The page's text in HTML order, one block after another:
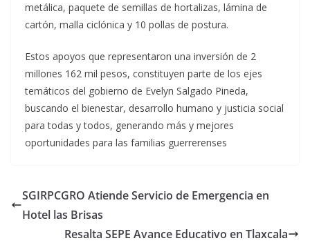
metálica, paquete de semillas de hortalizas, lámina de
cartón, malla ciclónica y 10 pollas de postura.
Estos apoyos que representaron una inversión de 2
millones 162 mil pesos, constituyen parte de los ejes
temáticos del gobierno de Evelyn Salgado Pineda,
buscando el bienestar, desarrollo humano y justicia social
para todas y todos, generando más y mejores
oportunidades para las familias guerrerenses
SGIRPCGRO Atiende Servicio de Emergencia en
Hotel las Brisas
Resalta SEPE Avance Educativo en Tlaxcala